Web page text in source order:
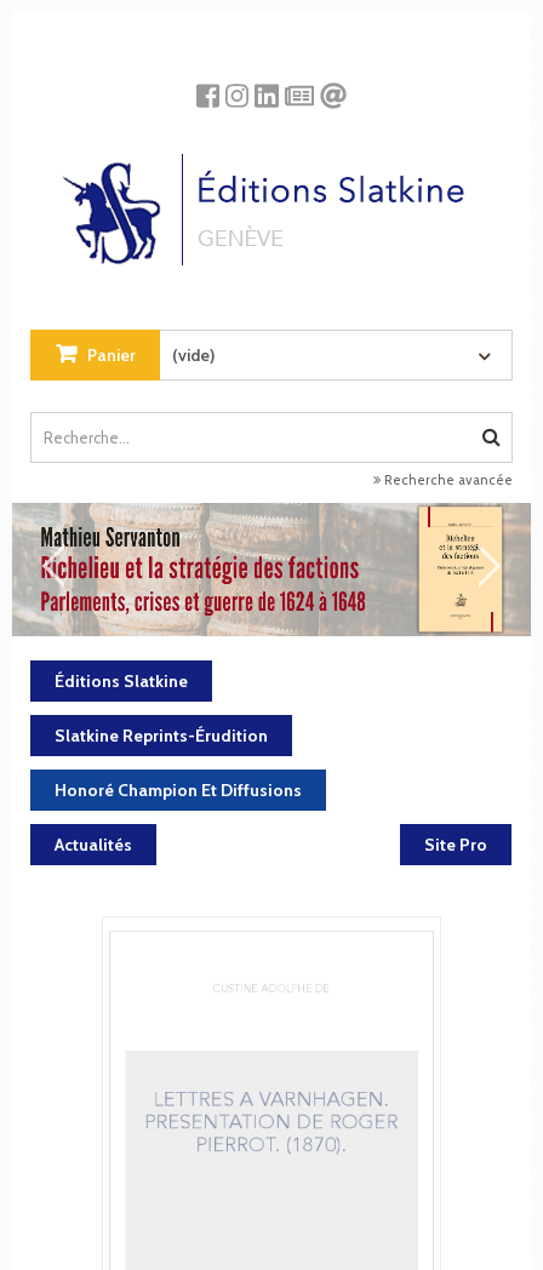
Panier (vide)
Recherche avancée
Éditions Slatkine
Slatkine Reprints-Érudition
Honoré Champion Et Diffusions
Actualités Site Pro